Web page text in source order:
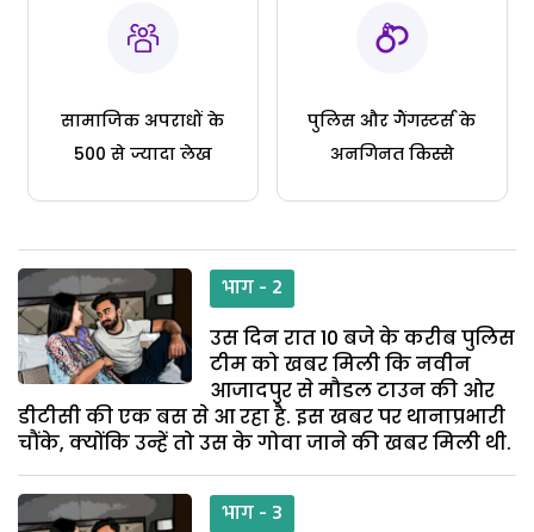
सामाजिक अपराधों के
500 से ज्यादा लेख
पुलिस और गैंगस्टर्स के
अनगिनत किस्से
भाग - 2
उस दिन रात 10 बजे के करीब पुलिस
टीम को खबर मिली कि नवीन
आजादपुर से मौडल टाउन की ओर
डीटीसी की एक बस से आ रहा है. इस खबर पर थानाप्रभारी
चौंके, क्योंकि उन्हें तो उस के गोवा जाने की खबर मिली थी.
भाग - 3